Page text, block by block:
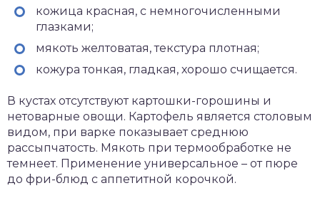
кожица красная, с немногочисленными
глазками;
мякоть желтоватая, текстура плотная;
кожура тонкая, гладкая, хорошо счищается.
В кустах отсутствуют картошки-горошины и
нетоварные овощи. Картофель является столовым
видом, при варке показывает среднюю
рассыпчатость. Мякоть при термообработке не
темнеет. Применение универсальное – от пюре
до фри-блюд с аппетитной корочкой.